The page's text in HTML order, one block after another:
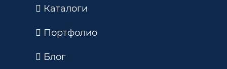
Каталоги
Портфолио
Блог